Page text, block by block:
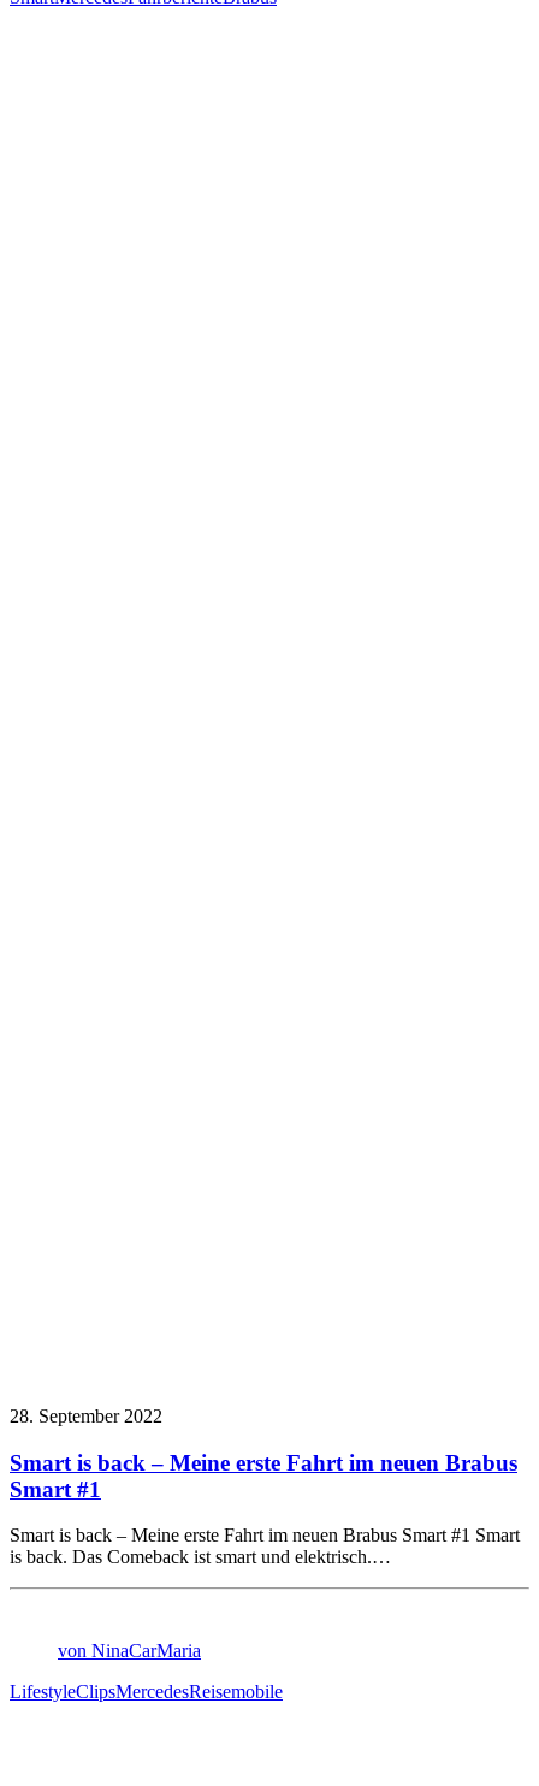
28. September 2022
Smart is back – Meine erste Fahrt im neuen Brabus
Smart #1
Smart is back – Meine erste Fahrt im neuen Brabus Smart #1 Smart
is back. Das Comeback ist smart und elektrisch.…
von NinaCarMaria
LifestyleClipsMercedesReisemobile